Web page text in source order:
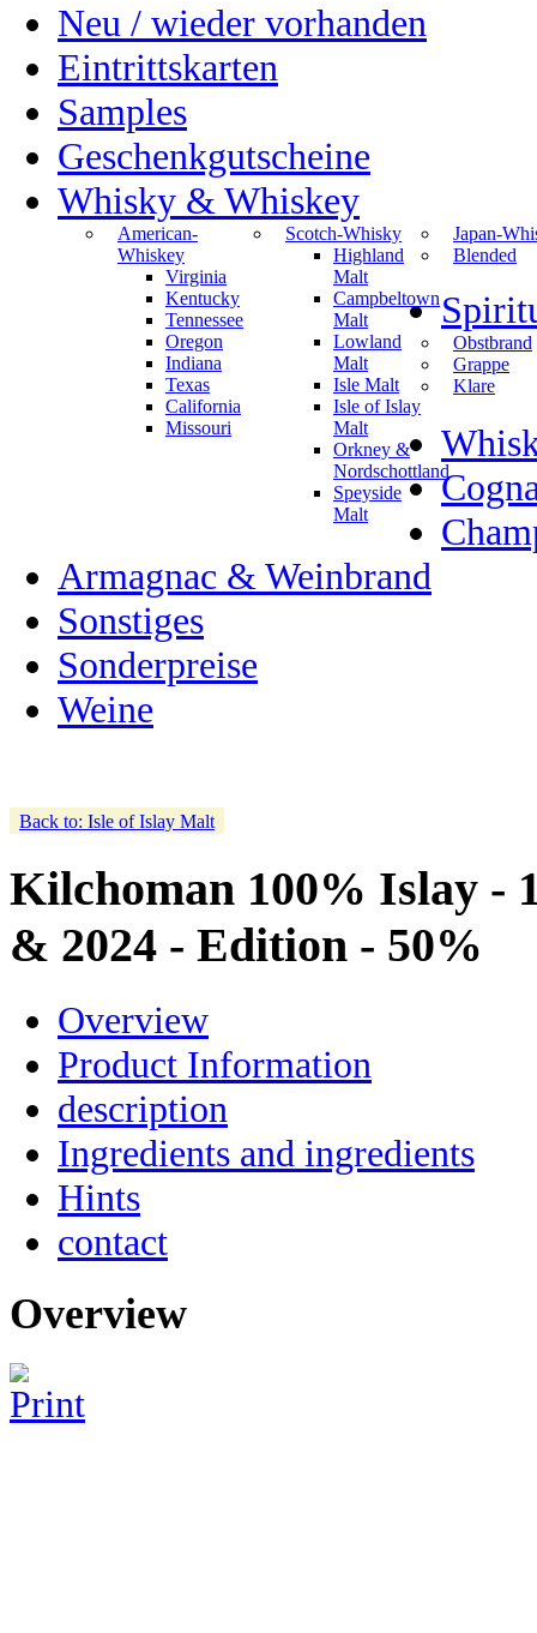
Neu / wieder vorhanden
Eintrittskarten
Samples
Geschenkgutscheine
Whisky & Whiskey
American-
Whiskey
Virginia
Kentucky
Tennessee
Oregon
Indiana
Texas
California
Missouri
Scotch-Whisky
Highland
Malt
Campbeltown
Malt
Lowland
Malt
Isle Malt
Isle of Islay
Malt
Orkney &
Nordschottland
Speyside
Malt
Japan-
Blended
Obstbrand
Grappe
Klare
Armagnac & Weinbrand
Sonstiges
Sonderpreise
Weine
Back to: Isle of Islay Malt
Kilchoman 100% Islay -
& 2024 - Edition - 50%
Overview
Product Information
description
Ingredients and ingredients
Hints
contact
Overview